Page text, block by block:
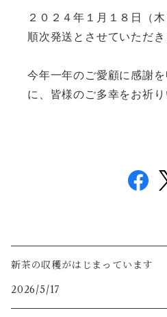
２０２４年１月１８日（
順次発送とさせていただき
今年一年のご愛顧に感謝
に、皆様のご多幸をお祈り
新茶の収穫がはじまっています
2026/5/17